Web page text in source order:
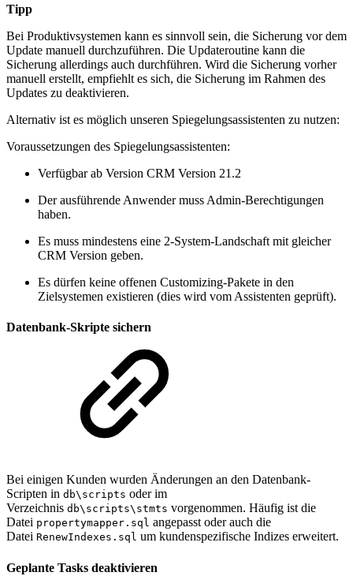
Tipp
Bei Produktivsystemen kann es sinnvoll sein, die Sicherung vor dem
Update manuell durchzuführen. Die Updateroutine kann die
Sicherung allerdings auch durchführen. Wird die Sicherung vorher
manuell erstellt, empfiehlt es sich, die Sicherung im Rahmen des
Updates zu deaktivieren.
Alternativ ist es möglich unseren Spiegelungsassistenten zu nutzen:
Voraussetzungen des Spiegelungsassistenten:
Verfügbar ab Version CRM Version 21.2
Der ausführende Anwender muss Admin-Berechtigungen
haben.
Es muss mindestens eine 2-System-Landschaft mit gleicher
CRM Version geben.
Es dürfen keine offenen Customizing-Pakete in den
Zielsystemen existieren (dies wird vom Assistenten geprüft).
Datenbank-Skripte sichern
Bei einigen Kunden wurden Änderungen an den Datenbank-
Scripten in db\scripts oder im
Verzeichnis db\scripts\stmts vorgenommen. Häufig ist die
Datei propertymapper.sql angepasst oder auch die
Datei RenewIndexes.sql um kundenspezifische Indizes erweitert.
Geplante Tasks deaktivieren